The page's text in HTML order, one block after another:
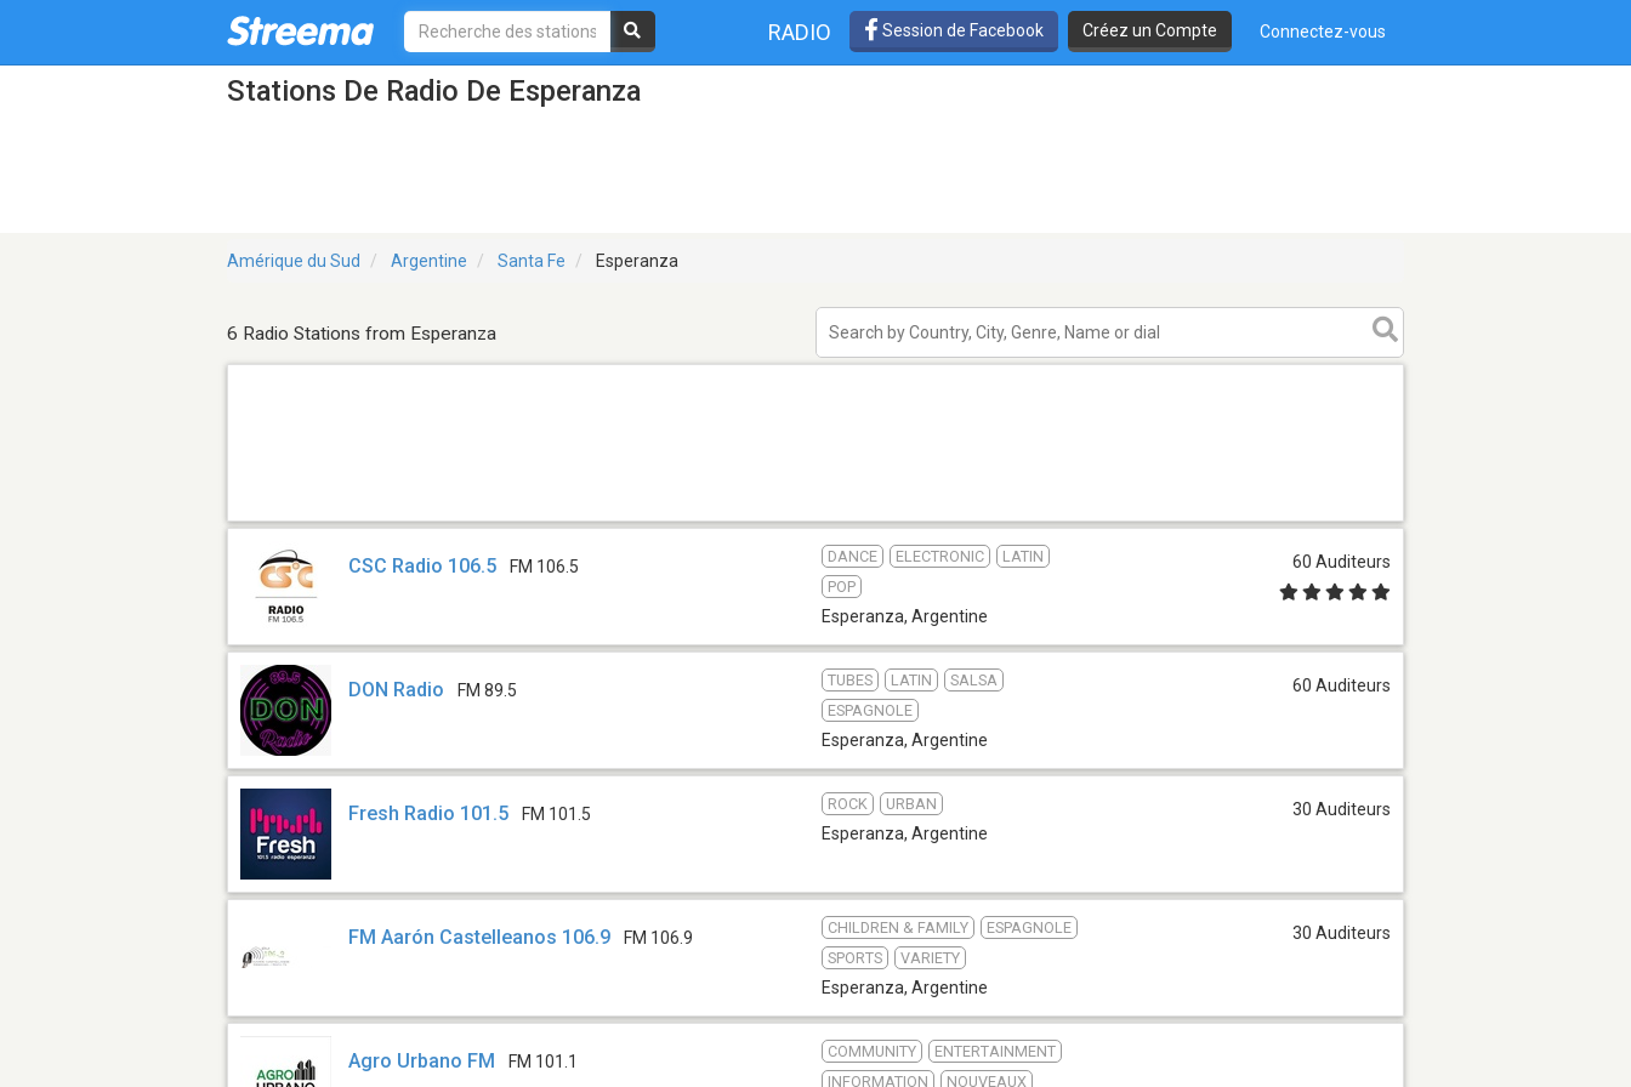
RADIO Session de Facebook Créez un Compte Connectez-vous
Stations De Radio De Esperanza
Amérique du Sud Argentine Santa Fe Esperanza
6 Radio Stations from Esperanza
CSC Radio 106.5 FM 106.5
DANCE ELECTRONIC
LATIN
POP
Esperanza, Argentine
60 Auditeurs
DON Radio FM 89.5
TUBES LATIN
SALSA
ESPAGNOLE
Esperanza, Argentine
60 Auditeurs
Fresh Radio 101.5 FM 101.5
ROCK URBAN
Esperanza, Argentine
30 Auditeurs
FM Aarón Castelleanos 106.9 FM 106.9
CHILDREN & FAMILY
ESPAGNOLE
SPORTS
VARIETY
Esperanza, Argentine
30 Auditeurs
Agro Urbano FM FM 101.1
COMMUNITY
ENTERTAINMENT
INFORMATION
NOUVEAUX